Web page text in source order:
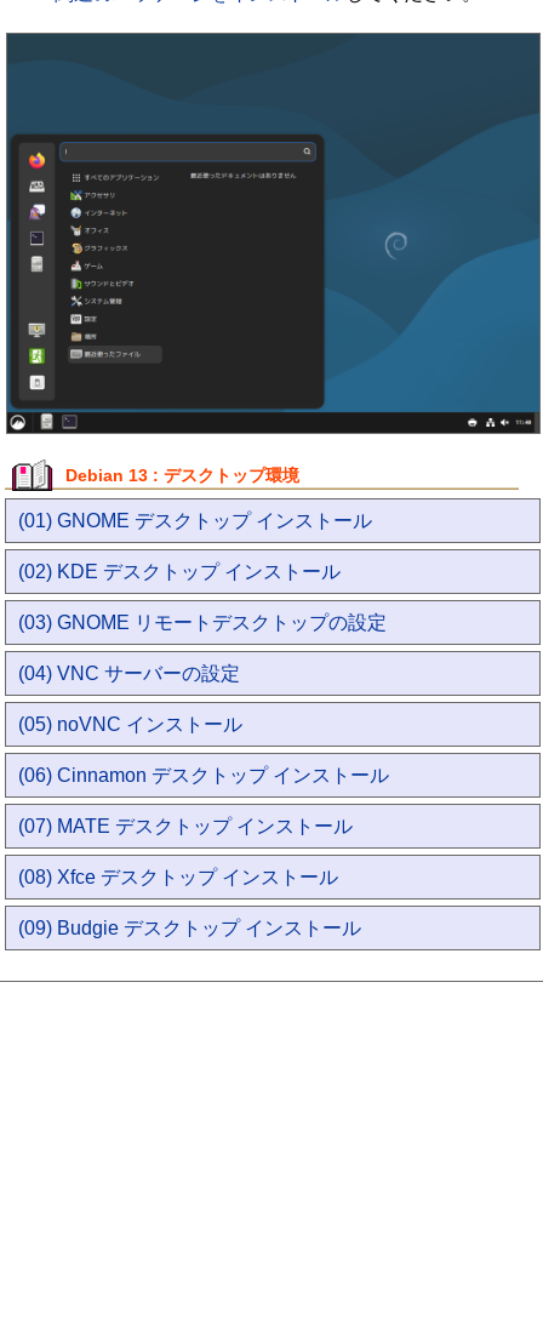
Debian 13 : デスクトップ環境
(01) GNOME デスクトップ インストール
(02) KDE デスクトップ インストール
(03) GNOME リモートデスクトップの設定
(04) VNC サーバーの設定
(05) noVNC インストール
(06) Cinnamon デスクトップ インストール
(07) MATE デスクトップ インストール
(08) Xfce デスクトップ インストール
(09) Budgie デスクトップ インストール